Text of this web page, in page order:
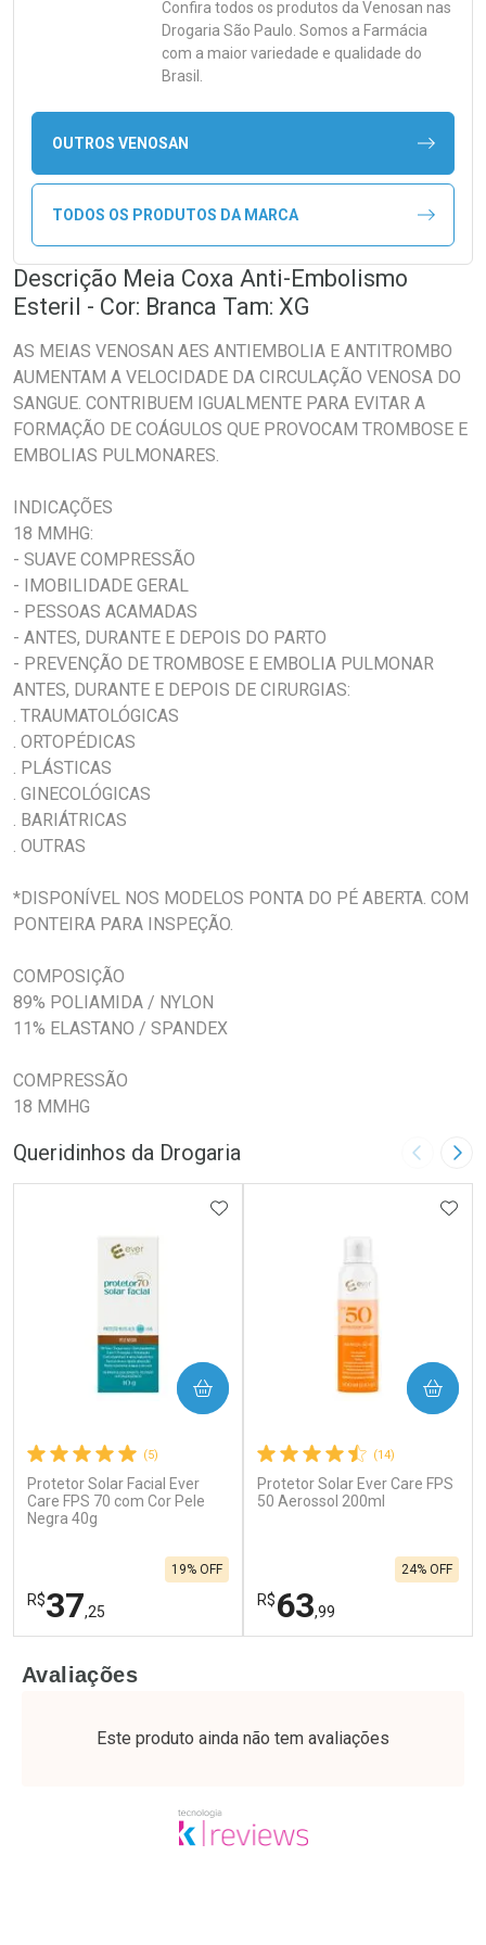
Confira todos os produtos da Venosan nas
Drogaria São Paulo. Somos a Farmácia
com a maior variedade e qualidade do
Brasil.
OUTROS VENOSAN
TODOS OS PRODUTOS DA MARCA
Descrição Meia Coxa Anti-Embolismo
Esteril - Cor: Branca Tam: XG
AS MEIAS VENOSAN AES ANTIEMBOLIA E ANTITROMBO
AUMENTAM A VELOCIDADE DA CIRCULAÇÃO VENOSA DO
SANGUE. CONTRIBUEM IGUALMENTE PARA EVITAR A
FORMAÇÃO DE COÁGULOS QUE PROVOCAM TROMBOSE E
EMBOLIAS PULMONARES.
INDICAÇÕES
18 MMHG:
- SUAVE COMPRESSÃO
- IMOBILIDADE GERAL
- PESSOAS ACAMADAS
- ANTES, DURANTE E DEPOIS DO PARTO
- PREVENÇÃO DE TROMBOSE E EMBOLIA PULMONAR
ANTES, DURANTE E DEPOIS DE CIRURGIAS:
. TRAUMATOLÓGICAS
. ORTOPÉDICAS
. PLÁSTICAS
. GINECOLÓGICAS
. BARIÁTRICAS
. OUTRAS
*DISPONÍVEL NOS MODELOS PONTA DO PÉ ABERTA. COM
PONTEIRA PARA INSPEÇÃO.
COMPOSIÇÃO
89% POLIAMIDA / NYLON
11% ELASTANO / SPANDEX
COMPRESSÃO
18 MMHG
Queridinhos da Drogaria Imagem
(5)
Protetor Solar Facial Ever
Care FPS 70 com Cor Pele
Negra 40g
R$37,25
19% OFF
ADICIONAR AOS FAVORITOS
COMPRAR
Laboratório
Por Menos
(14)
Protetor Solar Ever Care FPS
50 Aerossol 200ml
R$63,99
24% OFF
COMPRAR
Laboratório
Por Menos
Avaliações
Este produto ainda não tem avaliações